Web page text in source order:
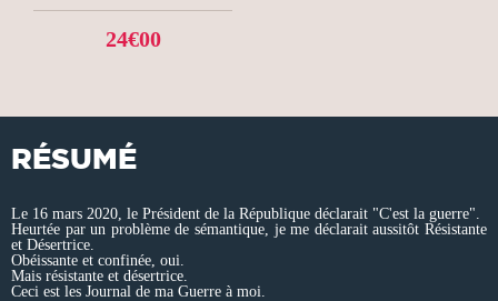
24€00
RÉSUMÉ
Le 16 mars 2020, le Président de la République déclarait "C'est la guerre".
Heurtée par un problème de sémantique, je me déclarait aussitôt Résistante
et Désertrice.
Obéissante et confinée, oui.
Mais résistante et désertrice.
Ceci est les Journal de ma Guerre à moi.